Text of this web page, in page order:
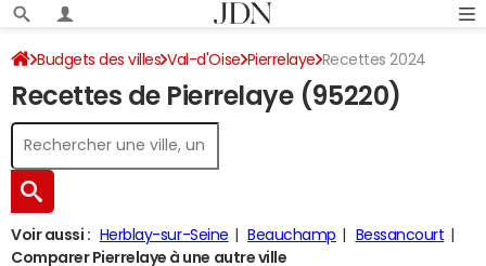
Budgets des villes Val-d'Oise Pierrelaye Recettes 2024
Recettes de Pierrelaye (95220)
Voir aussi : Herblay-sur-Seine Beauchamp
Bessancourt
Comparer Pierrelaye à une autre ville